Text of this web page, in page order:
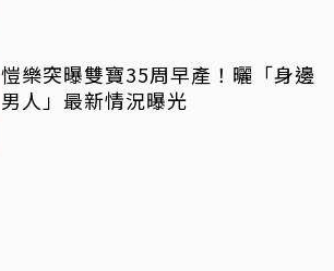
愷樂突曝雙寶35周早產！曬「身邊
男人」最新情況曝光